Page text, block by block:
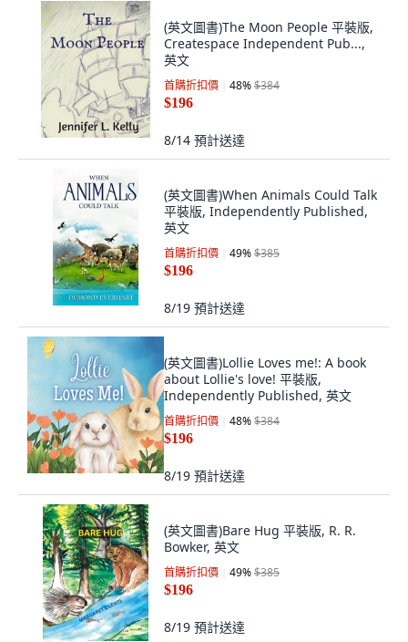
(英文圖書)The Moon People 平裝版,
Createspace Independent Pub...,
英文
首購折扣價 48%$384
$196
8/14 預計送達
(英文圖書)When Animals Could Talk
平裝版, Independently Published,
英文
首購折扣價 49%$385
$196
8/19 預計送達
(英文圖書)Lollie Loves me!: A book
about Lollie's love! 平裝版,
Independently Published, 英文
首購折扣價 48%$384
$196
8/19 預計送達
(英文圖書)Bare Hug 平裝版, R. R.
Bowker, 英文
首購折扣價 49%$385
$196
8/19 預計送達